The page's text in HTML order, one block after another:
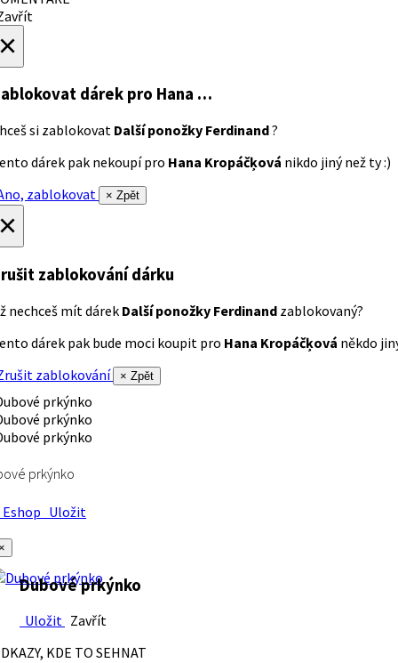
dárek pro Hana …
si zablokovat Další ponožky Ferdinand?
dárek pak nekoupí pro Hana Kropáčķová nikdo jiný než ty :)
zablokovat
× Zpět
zablokování dárku
nechceš mít dárek Další ponožky Ferdinand zablokovaný?
dárek pak bude moci koupit pro Hana Kropáčķová někdo
zablokování
× Zpět
prkýnko
Uložit
Dubové prkýnko
Uložit Zavřít
KDE TO SEHNAT